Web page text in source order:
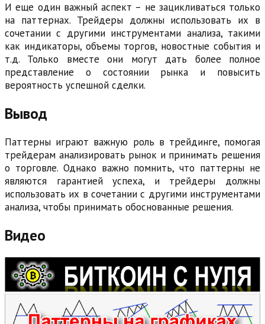
И еще один важный аспект – не зацикливаться только
на паттернах. Трейдеры должны использовать их в
сочетании с другими инструментами анализа, такими
как индикаторы, объемы торгов, новостные события и
т.д. Только вместе они могут дать более полное
представление о состоянии рынка и повысить
вероятность успешной сделки.
Вывод
Паттерны играют важную роль в трейдинге, помогая
трейдерам анализировать рынок и принимать решения
о торговле. Однако важно помнить, что паттерны не
являются гарантией успеха, и трейдеры должны
использовать их в сочетании с другими инструментами
анализа, чтобы принимать обоснованные решения.
Видео